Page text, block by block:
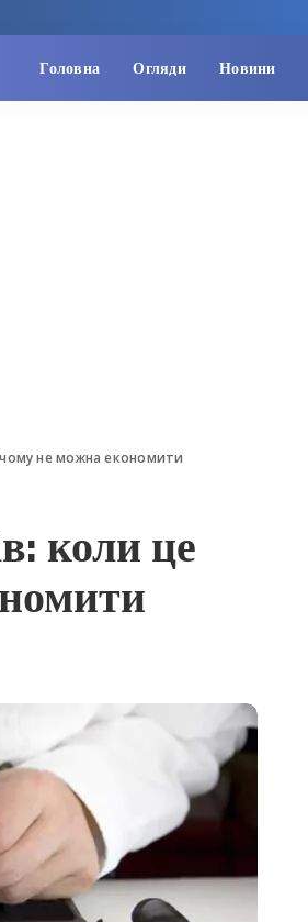
Головна Огляди Новини
чому не можна економити
коли це